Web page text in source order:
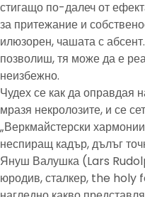
стигащо по-далеч от
за притежание и
илюзорен, чашата с
позволиш, тя може да е
неизбежно.
Чудех се как да оправдая
мразя некролозите, и се
„Веркмайстерски
неспиращ кадър, дълъг
Януш Валушка (Lars
юродив, сталкер, the holy